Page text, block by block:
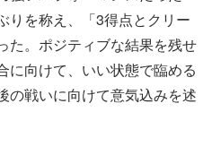
りを称え、「3得点とクリー
た。ポジティブな結果を残せ
に向けて、いい状態で臨める
の戦いに向けて意気込みを述